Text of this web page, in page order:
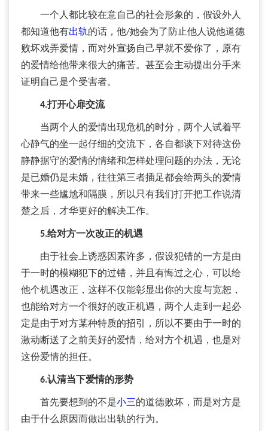
一个人都比较在意自己的社会形象的，假设外人
都知道他有 出轨的话，他/她会为了防止他人说他道德
败坏戏弄爱情，而对外宣扬自己早就不爱你了，原有
的爱情给他带来很大的痛苦。甚至会主动提出分手来
证明自己是个受害者。
4.打开心扉交流
当两个人的爱情出现危机的时分，两个人试着平
心静气的坐一起仔细的交流下，各自都谈下对待这份
静静据守的爱情的情绪和怎样处理问题的办法，无论
是已婚仍是未婚，往往第三者插足都会给两头的爱情
带来一些尴尬和隔膜，所以只有我们打开把工作说清
楚之后，才华更好的解决工作。
5.给对方一次改正的机遇
由于社会上诱惑因素许多，假设犯错的一方是由
于一时的模糊犯下的过错，并且有悔过之心，可以给
他个机遇改正，这样不仅能彰显出你的大度与宽恕，
也能给对方一个很好的改正机遇，两个人走到一起必
定是由于对方某种特质的招引，所以不要由于一时的
激动断送了之前美好的爱情，给对方个机遇，也是对
这份爱情的担任。
6.认清当下爱情的形势
首先要想到的不是小三的道德败坏，而是对方是
由于什么原因而做出出轨的行为。